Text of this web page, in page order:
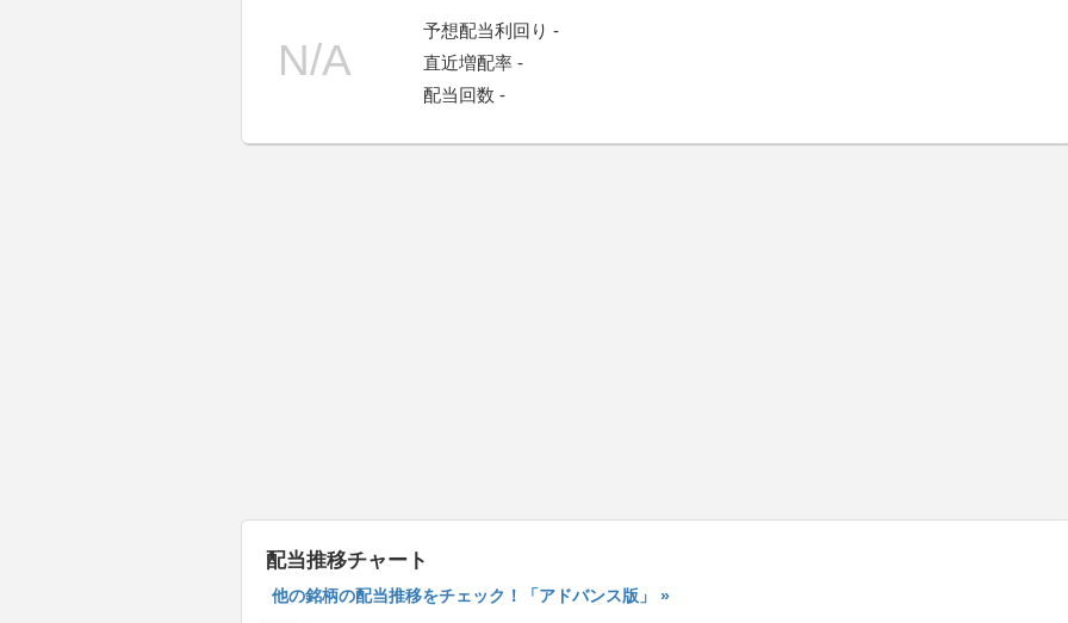
予想配当利回り -
直近増配率 -
配当回数 -
配当推移チャート
他の銘柄の配当推移をチェック！「アドバンス版」 »